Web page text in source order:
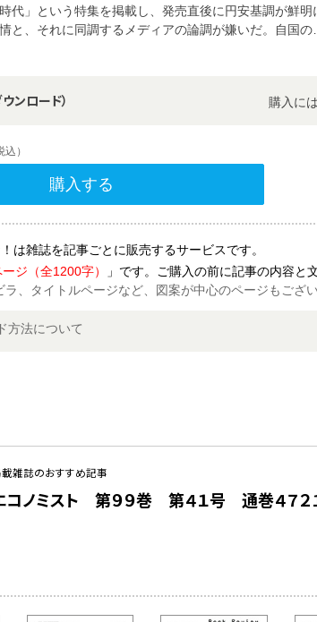
代」という特集を掲載し、発売直後に円安基調が鮮
と、それに同調するメディアの論調が嫌いだ。自国の…
ンロード） 購入に
込）
購入する
は雑誌を記事ごとに販売するサービスです。
ジ（全1200字）
」です。ご購入の前に記事の内容と
ラ、タイトルページなど、図案が中心のページもござい
方法について
雑誌のおすすめ記事
コノミスト 第９９巻 第４１号 通巻４７２